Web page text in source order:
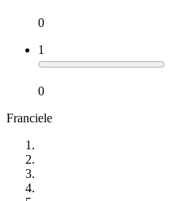
0
1
0
Franciele